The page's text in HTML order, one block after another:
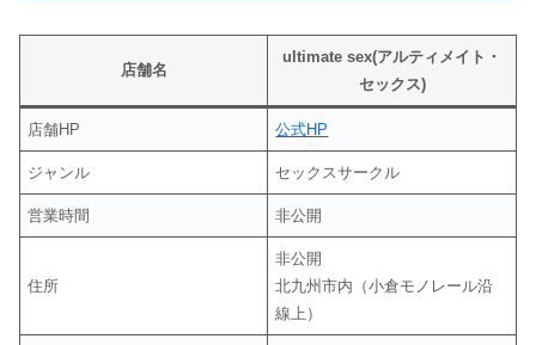
店舗名
ultimate sex(アルティメイト・
セックス)
店舗HP 公式HP
ジャンル セックスサークル
営業時間 非公開
住所
非公開
北九州市内（小倉モノレール沿
線上）